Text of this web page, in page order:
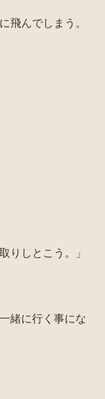
飛んでしまう。
りしとこう。」
緒に行く事にな